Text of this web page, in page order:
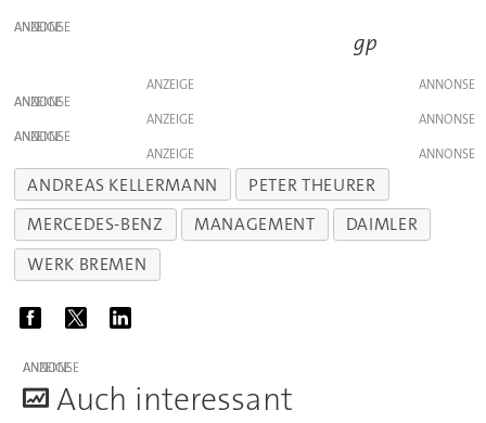
ANZEIGE
gp
ANZEIGE
ANZEIGE
ANZEIGE
ANZEIGE
ANZEIGE
ANDREAS KELLERMANN
PETER THEURER
MERCEDES-BENZ
MANAGEMENT
DAIMLER
WERK BREMEN
ANZEIGE
Auch interessant